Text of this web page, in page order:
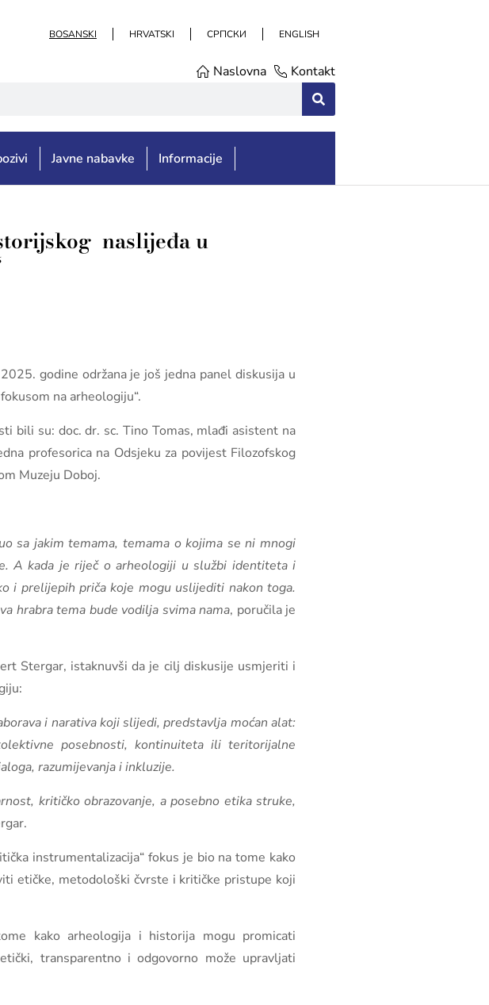
BOSANSKI HRVATSKI СРПСКИ ENGLISH
Naslovna Kontakt
Javne nabavke Informacije
naslijeđa u
godine održana je još jedna panel diskusija u
na arheologiju“.
bili su: doc. dr. sc. Tino Tomas, mlađi asistent na
profesorica na Odsjeku za povijest Filozofskog
Muzeju Doboj.
sa jakim temama, temama o kojima se ni mnogi
A kada je riječ o arheologiji u službi identiteta i
i prelijepih priča koje mogu uslijediti nakon toga.
hrabra tema bude vodilja svima nama, poručila je
Stergar, istaknuvši da je cilj diskusije usmjeriti i
i narativa koji slijedi, predstavlja moćan alat:
posebnosti, kontinuiteta ili teritorijalne
razumijevanja i inkluzije.
kritičko obrazovanje, a posebno etika struke,
instrumentalizacija“ fokus je bio na tome kako
etičke, metodološki čvrste i kritičke pristupe koji
kako arheologija i historija mogu promicati
transparentno i odgovorno može upravljati